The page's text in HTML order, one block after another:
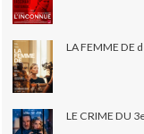
LA FEMME DE
LE CRIME DU